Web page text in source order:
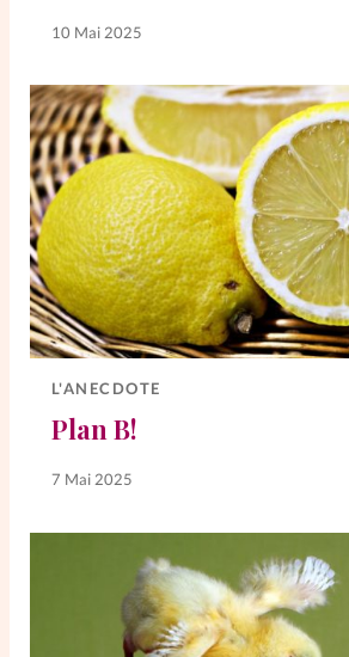
10 Mai 2025
L'ANECDOTE
Plan B!
7 Mai 2025